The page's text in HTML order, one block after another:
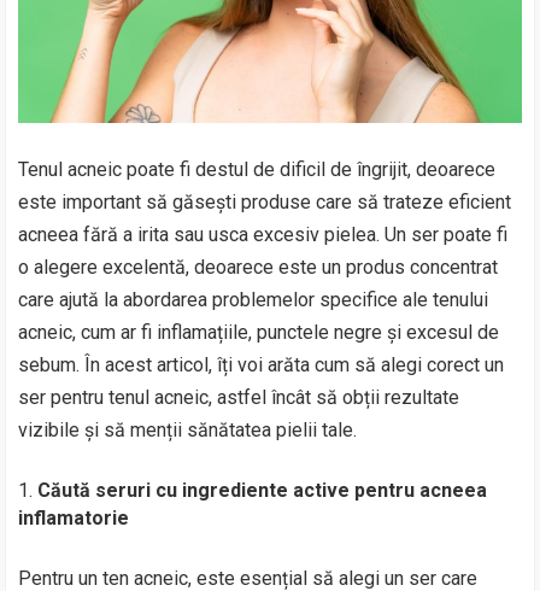
Tenul acneic poate fi destul de dificil de îngrijit, deoarece
este important să găsești produse care să trateze eficient
acneea fără a irita sau usca excesiv pielea. Un ser poate fi
o alegere excelentă, deoarece este un produs concentrat
care ajută la abordarea problemelor specifice ale tenului
acneic, cum ar fi inflamațiile, punctele negre și excesul de
sebum. În acest articol, îți voi arăta cum să alegi corect un
ser pentru tenul acneic, astfel încât să obții rezultate
vizibile și să menții sănătatea pielii tale.
Căută seruri cu ingrediente active pentru acneea
inflamatorie
Pentru un ten acneic, este esențial să alegi un ser care